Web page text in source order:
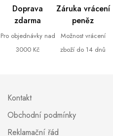
Doprava
zdarma
Pro objednávky nad
3000 Kč
Záruka vrácení
peněz
Možnost vrácení
zboží do 14 dnů
Kontakt
Obchodní podmínky
Reklamační řád